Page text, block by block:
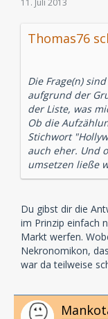
Thomas76
Die Frage(n)
aufgrund der
der Liste, was
Ob die
Stichwort
auch eher. Und
umsetzen ließe
Du gibst dir die
im Prinzip einfach
Markt werfen.
Nekronomikon,
war da teilweise